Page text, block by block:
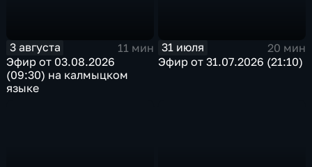
3 августа
11 мин
Эфир от 03.08.2026
(09:30) на калмыцком
языке
31 июля
20 мин
Эфир от 31.07.2026 (21:10)